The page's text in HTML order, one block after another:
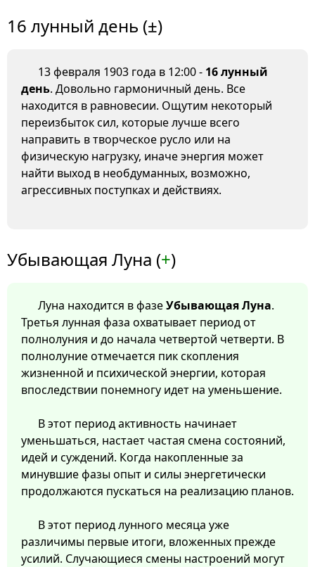
16 лунный день (±)
13 февраля 1903 года в 12:00 - 16 лунный
день. Довольно гармоничный день. Все
находится в равновесии. Ощутим некоторый
переизбыток сил, которые лучше всего
направить в творческое русло или на
физическую нагрузку, иначе энергия может
найти выход в необдуманных, возможно,
агрессивных поступках и действиях.
Убывающая Луна (+)
Луна находится в фазеУбывающая Луна.
Третья лунная фаза охватывает период от
полнолуния и до начала четвертой четверти. В
полнолуние отмечается пик скопления
жизненной и психической энергии, которая
впоследствии понемногу идет на уменьшение.
В этот период активность начинает
уменьшаться, настает частая смена состояний,
идей и суждений. Когда накопленные за
минувшие фазы опыт и силы энергетически
продолжаются пускаться на реализацию планов.
В этот период лунного месяца уже
различимы первые итоги, вложенных прежде
усилий. Случающиеся смены настроений могут